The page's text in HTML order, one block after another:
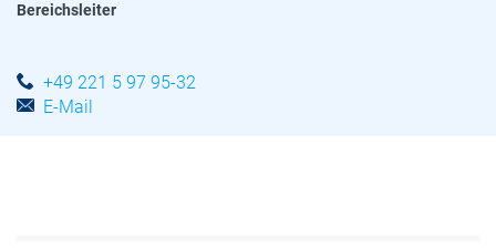
Bereichsleiter
+49 221 5 97 95-32
E-Mail